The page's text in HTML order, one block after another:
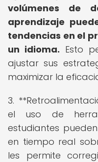
volúmenes de
aprendizaje
tendencias en el
un idioma. Esto
ajustar sus
maximizar la
3.
el uso de
estudiantes
en tiempo real
les permite